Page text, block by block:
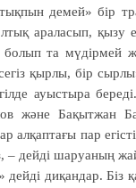
демей» бір
араласып,
болып та мүдірмей
қырлы, бір
ауыстыра
және Бақытжан
алқаптағы пар
– дейді шаруаның
диқандар. Біз